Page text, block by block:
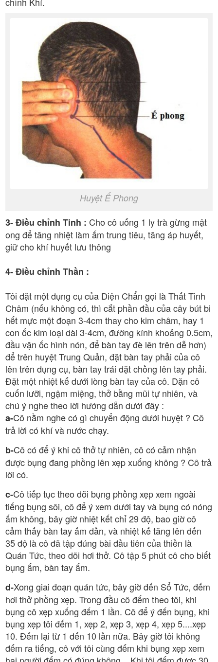
Huyệt Ế Phong
3- Điều chỉnh Tinh : Cho cô uống 1 ly trà gừng mật
ong để tăng nhiệt làm ấm trung tiêu, tăng áp huyết,
giữ cho khí huyết lưu thông
4- Điều chỉnh Thần :
Tôi đặt một dụng cụ của Diện Chẩn gọi là Thất Tinh
Châm (nếu không có, thì cắt phần đầu của cây bút bi
hết mực một đoạn 3-4cm thay cho kim châm, hay 1
con ốc kim loại dài 3-4cm, đường kính khoảng 0.5cm,
đầu vặn ốc hình nón, để bàn tay đè lên trên dễ hơn)
để trên huyệt Trung Quản, đặt bàn tay phải của cô
lên trên dụng cụ, bàn tay trái đặt chồng lên tay phải.
Đặt một nhiệt kế dưới lòng bàn tay của cô. Dặn cô
cuốn lưỡi, ngậm miệng, thở bằng mũi tự nhiên, và
chú ý nghe theo lời hướng dẫn dưới đây :
a-Cô nằm nghe có gì chuyển động dưới huyệt ? Cô
trả lời có khí và nước chạy.
b-Cô có để ý khi cô thở tự nhiên, cô có cảm nhận
được bụng đang phồng lên xẹp xuống không ? Cô trả
lời có.
c-Cô tiếp tục theo dõi bụng phồng xẹp xem ngoài
tiếng bụng sôi, cô để ý xem dưới tay và bụng có nóng
ấm không, bây giờ nhiệt kết chỉ 29 độ, bao giờ cô
cảm thấy bàn tay ấm dần, và nhiệt kế tăng lên đến
35 độ là cô đã tập đúng bài đầu tiên của thiền là
Quán Tức, theo dõi hơi thở. Cô tập 5 phút cô cho biết
bụng ấm, bàn tay ấm.
d-Xong giai đoạn quán tức, bây giờ đến Sổ Tức, đếm
hơi thở phồng xẹp. Trong đầu cô đếm theo tôi, khi
bụng cô xẹp xuống đếm 1 lần. Cô để ý đến bụng, khi
bụng xẹp tôi đếm 1, xẹp 2, xẹp 3, xẹp 4, xẹp 5....xẹp
10. Đếm lại từ 1 đến 10 lần nữa. Bây giờ tôi không
đếm ra tiếng, cô với tôi cùng đếm khi bụng xẹp xem